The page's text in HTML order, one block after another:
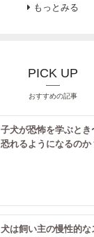
もっとみる
PICK UP
おすすめの記事
子犬が恐怖を学ぶと
恐れるようになるのか
犬は飼い主の慢性的